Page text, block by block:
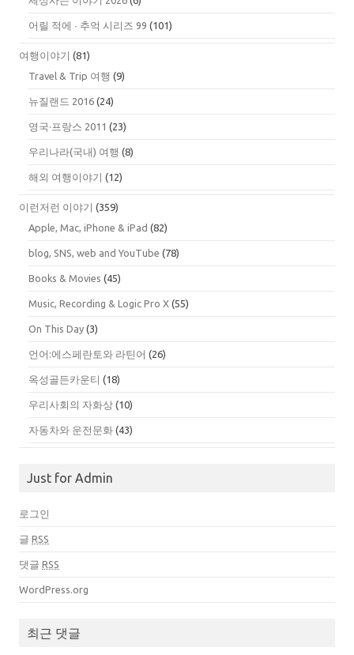
어릴 적에 ∙ 추억 시리즈 99 (101)
여행이야기 (81)
Travel & Trip 여행 (9)
뉴질랜드 2016 (24)
영국·프랑스 2011 (23)
우리나라(국내) 여행 (8)
해외 여행이야기 (12)
이런저런 이야기 (359)
Apple, Mac, iPhone & iPad (82)
blog, SNS, web and YouTube (78)
Books & Movies (45)
Music, Recording & Logic Pro X (55)
On This Day (3)
언어:에스페란토와 라틴어 (26)
옥성골든카운티 (18)
우리사회의 자화상 (10)
자동차와 운전문화 (43)
Just for Admin
로그인
글 RSS
댓글 RSS
WordPress.org
최근 댓글